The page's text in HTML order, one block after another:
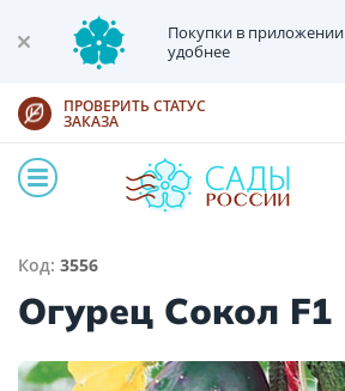
Покупки в приложении
удобнее
ПРОВЕРИТЬ СТАТУС
ЗАКАЗА
Код: 3556
Огурец Сокол F1